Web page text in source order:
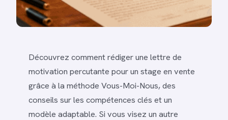
Découvrez comment rédiger une lettre de
motivation percutante pour un stage en vente
grâce à la méthode Vous-Moi-Nous, des
conseils sur les compétences clés et un
modèle adaptable. Si vous visez un autre